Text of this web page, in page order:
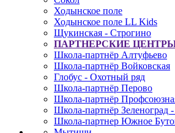
Ходынское поле
Ходынское поле LL Kids
Щукинская - Строгино
ПАРТНЕРСКИЕ
Школа-партнёр Алтуфьево
Школа-партнёр Войковская
Глобус - Охотный ряд
Школа-партнёр Перово
Школа-партнёр
Школа-партнёр Зеленоград
Школа-партнер Южное